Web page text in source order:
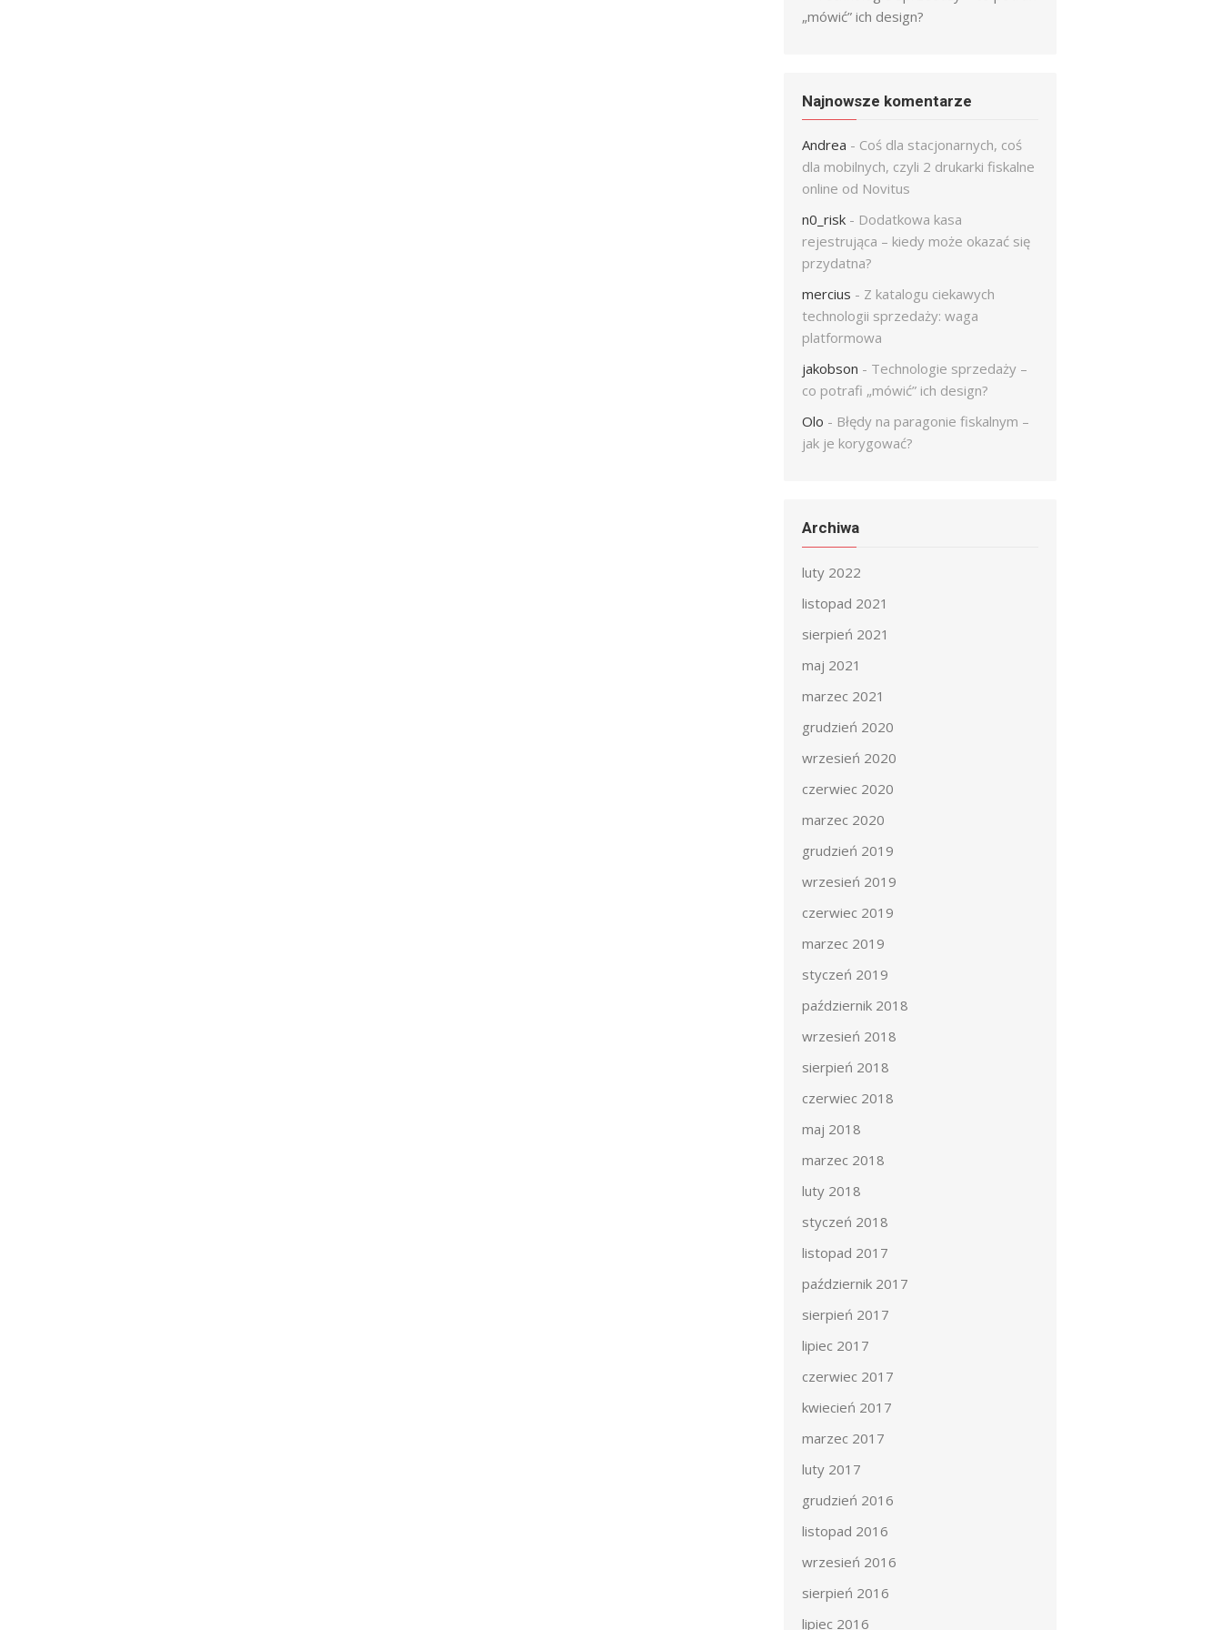
„mówić” ich design?
Najnowsze komentarze
Andrea - Coś dla stacjonarnych, coś
dla mobilnych, czyli 2 drukarki fiskalne
online od Novitus
n0_risk - Dodatkowa kasa
rejestrująca – kiedy może okazać się
przydatna?
mercius - Z katalogu ciekawych
technologii sprzedaży: waga
platformowa
jakobson - Technologie sprzedaży –
co potrafi „mówić” ich design?
Olo - Błędy na paragonie fiskalnym –
jak je korygować?
Archiwa
luty 2022
listopad 2021
sierpień 2021
maj 2021
marzec 2021
grudzień 2020
wrzesień 2020
czerwiec 2020
marzec 2020
grudzień 2019
wrzesień 2019
czerwiec 2019
marzec 2019
styczeń 2019
październik 2018
wrzesień 2018
sierpień 2018
czerwiec 2018
maj 2018
marzec 2018
luty 2018
styczeń 2018
listopad 2017
październik 2017
sierpień 2017
lipiec 2017
czerwiec 2017
kwiecień 2017
marzec 2017
luty 2017
grudzień 2016
listopad 2016
wrzesień 2016
sierpień 2016
lipiec 2016